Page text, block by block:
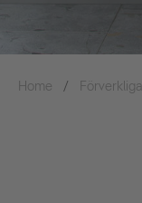
Home Förverkliga